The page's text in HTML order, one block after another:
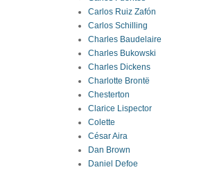
Carlos Ruiz Zafón
Carlos Schilling
Charles Baudelaire
Charles Bukowski
Charles Dickens
Charlotte Brontë
Chesterton
Clarice Lispector
Colette
César Aira
Dan Brown
Daniel Defoe